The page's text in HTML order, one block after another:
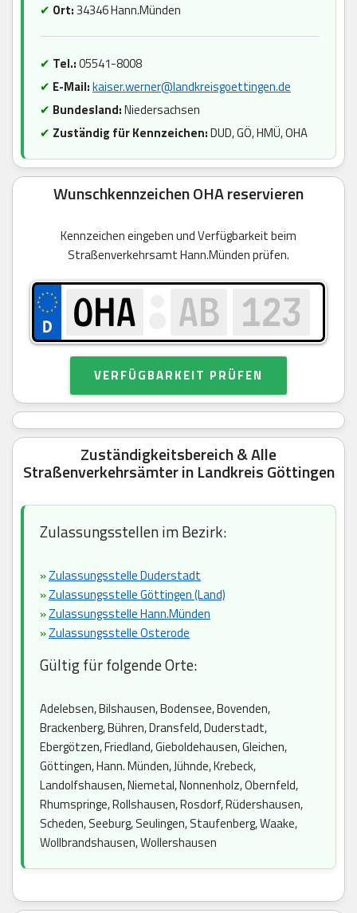
✔ Ort:34346 Hann.Münden
✔ Tel.:05541-8008
✔ E-Mail:kaiser.werner@landkreisgoettingen.de
✔ Bundesland:Niedersachsen
✔ Zuständig für Kennzeichen:DUD, GÖ, HMÜ, OHA
Wunschkennzeichen OHA reservieren
Kennzeichen eingeben und Verfügbarkeit beim
Straßenverkehrsamt Hann.Münden prüfen.
VERFÜGBARKEIT PRÜFEN
Zuständigkeitsbereich & Alle
Straßenverkehrsämter in Landkreis Göttingen
Zulassungsstellen im Bezirk:
»Zulassungsstelle Duderstadt
»Zulassungsstelle Göttingen (Land)
»Zulassungsstelle Hann.Münden
»Zulassungsstelle Osterode
Gültig für folgende Orte:
Adelebsen, Bilshausen, Bodensee, Bovenden,
Brackenberg, Bühren, Dransfeld, Duderstadt,
Ebergötzen, Friedland, Gieboldehausen, Gleichen,
Göttingen, Hann. Münden, Jühnde, Krebeck,
Landolfshausen, Niemetal, Nonnenholz, Obernfeld,
Rhumspringe, Rollshausen, Rosdorf, Rüdershausen,
Scheden, Seeburg, Seulingen, Staufenberg, Waake,
Wollbrandshausen, Wollershausen